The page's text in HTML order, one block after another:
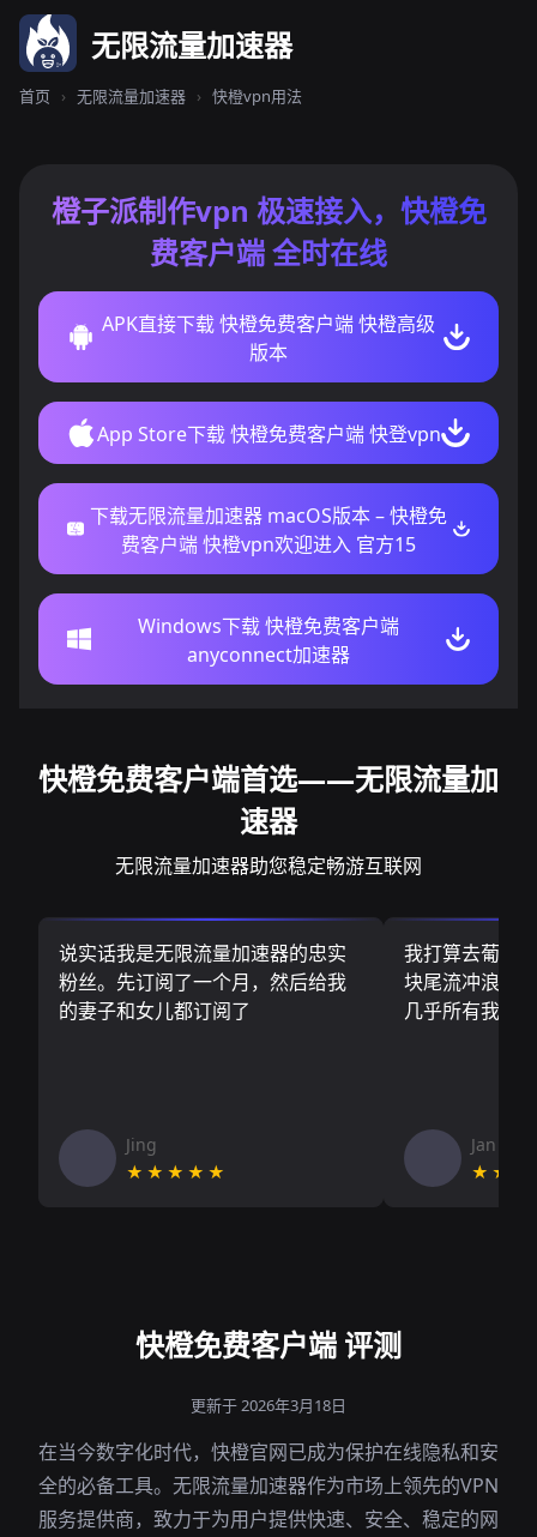
无限流量加速器
首页 › 无限流量加速器 › 快橙vpn用法
橙子派制作vpn 极速接入，快橙免
费客户端 全时在线
APK直接下载 快橙免费客户端 快橙高级
版本
App Store下载 快橙免费客户端 快登vpn
下载无限流量加速器 macOS版本 – 快橙免
费客户端 快橙vpn欢迎进入 官方15
Windows下载 快橙免费客户端
anyconnect加速器
快橙免费客户端首选——无限流量加
速器
无限流量加速器助您稳定畅游互联网
说实话我是无限流量加速器的忠实
粉丝。先订阅了一个月，然后给我
的妻子和女儿都订阅了
Jing
★★★★★
我打算去葡萄
块尾流冲浪板
几乎所有我需
Jan V
快橙免费客户端 评测
更新于 2026年3月18日
在当今数字化时代，快橙官网已成为保护在线隐私和安
全的必备工具。无限流量加速器作为市场上领先的VPN
服务提供商，致力于为用户提供快速、安全、稳定的网